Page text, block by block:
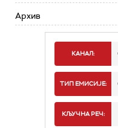
Архив
КАНАЛ:
ТИП ЕМИСИЈЕ:
КЉУЧНА РЕЧ: